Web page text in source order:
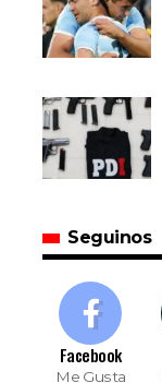
Seguinos
Facebook
Me Gusta